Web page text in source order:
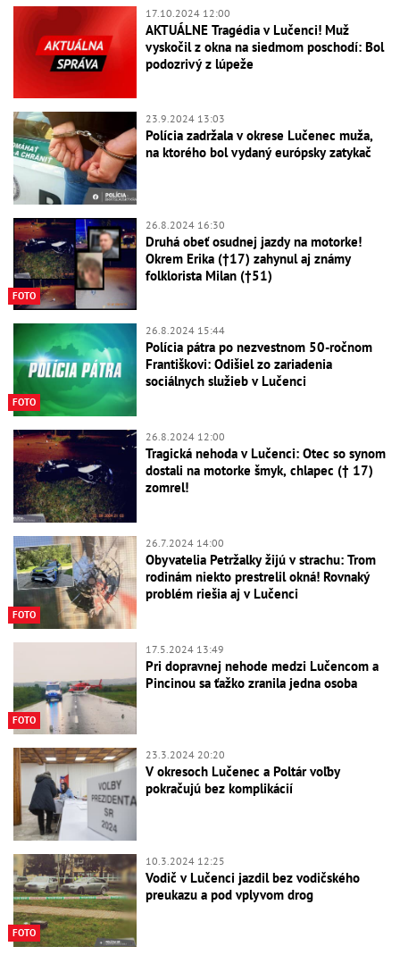
17.10.2024 12:00
AKTUÁLNE Tragédia v Lučenci! Muž
vyskočil z okna na siedmom poschodí: Bol
podozrivý z lúpeže
23.9.2024 13:03
Polícia zadržala v okrese Lučenec muža,
na ktorého bol vydaný európsky zatykač
FOTO
26.8.2024 16:30
Druhá obeť osudnej jazdy na motorke!
Okrem Erika (†17) zahynul aj známy
folklorista Milan (†51)
FOTO
26.8.2024 15:44
Polícia pátra po nezvestnom 50-ročnom
Františkovi: Odišiel zo zariadenia
sociálnych služieb v Lučenci
26.8.2024 12:00
Tragická nehoda v Lučenci: Otec so synom
dostali na motorke šmyk, chlapec († 17)
zomrel!
FOTO
26.7.2024 14:00
Obyvatelia Petržalky žijú v strachu: Trom
rodinám niekto prestrelil okná! Rovnaký
problém riešia aj v Lučenci
FOTO
17.5.2024 13:49
Pri dopravnej nehode medzi Lučencom a
Pincinou sa ťažko zranila jedna osoba
23.3.2024 20:20
V okresoch Lučenec a Poltár voľby
pokračujú bez komplikácií
FOTO
10.3.2024 12:25
Vodič v Lučenci jazdil bez vodičského
preukazu a pod vplyvom drog